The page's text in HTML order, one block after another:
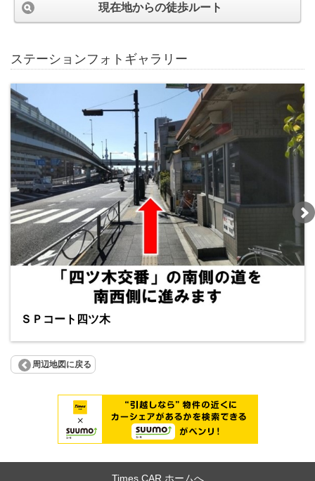
現在地からの徒歩ルート
ステーションフォトギャラリー
ＳＰコート四ツ木
周辺地図に戻る
Times CAR ホームへ